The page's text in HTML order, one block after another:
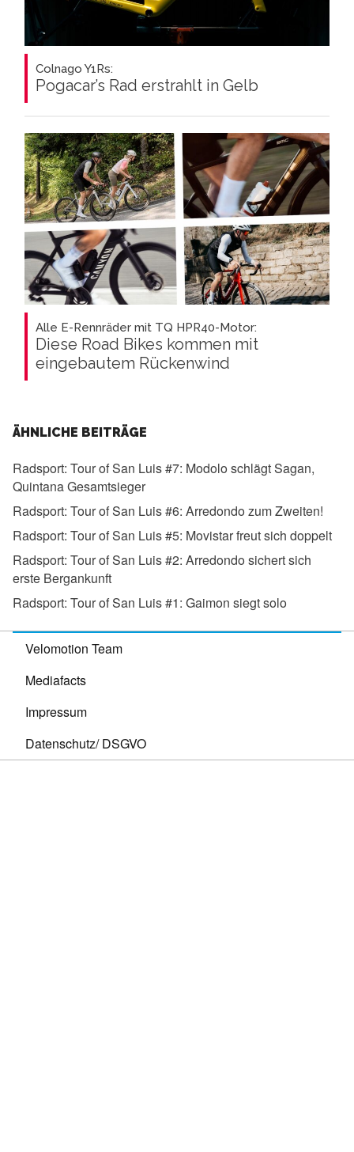
Colnago Y1Rs:
Pogacar’s Rad erstrahlt in Gelb
Alle E-Rennräder mit TQ HPR40-Motor:
Diese Road Bikes kommen mit
eingebautem Rückenwind
ÄHNLICHE BEITRÄGE
Radsport: Tour of San Luis #7: Modolo schlägt Sagan,
Quintana Gesamtsieger
Radsport: Tour of San Luis #6: Arredondo zum Zweiten!
Radsport: Tour of San Luis #5: Movistar freut sich doppelt
Radsport: Tour of San Luis #2: Arredondo sichert sich
erste Bergankunft
Radsport: Tour of San Luis #1: Gaimon siegt solo
Velomotion Team
Mediafacts
Impressum
Datenschutz/ DSGVO